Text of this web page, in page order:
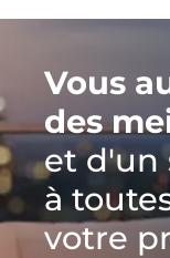
Vous
des
et d'un
à
votre